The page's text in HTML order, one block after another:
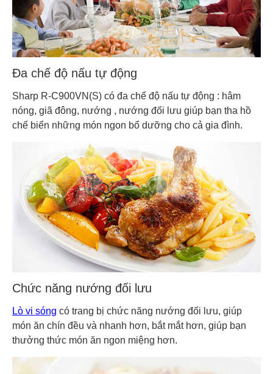
Đa chế độ nấu tự động
Sharp R-C900VN(S) có đa chế độ nấu tự động : hâm
nóng, giã đông, nướng , nướng đối lưu giúp bạn tha hồ
chế biển những món ngon bổ dưỡng cho cả gia đình.
Chức năng nướng đối lưu
Lò vi sóng có trang bị chức năng nướng đối lưu, giúp
món ăn chín đều và nhanh hơn, bắt mắt hơn, giúp bạn
thưởng thức món ăn ngon miệng hơn.